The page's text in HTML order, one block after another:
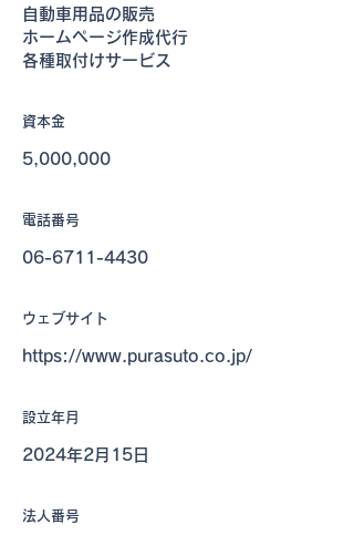
自動車用品の販売
ホームページ作成代行
各種取付けサービス
資本金
5,000,000
電話番号
06-6711-4430
​ウェブサイト
https://www.purasuto.co.jp/
​設立年月
2024年2月15日
法人番号